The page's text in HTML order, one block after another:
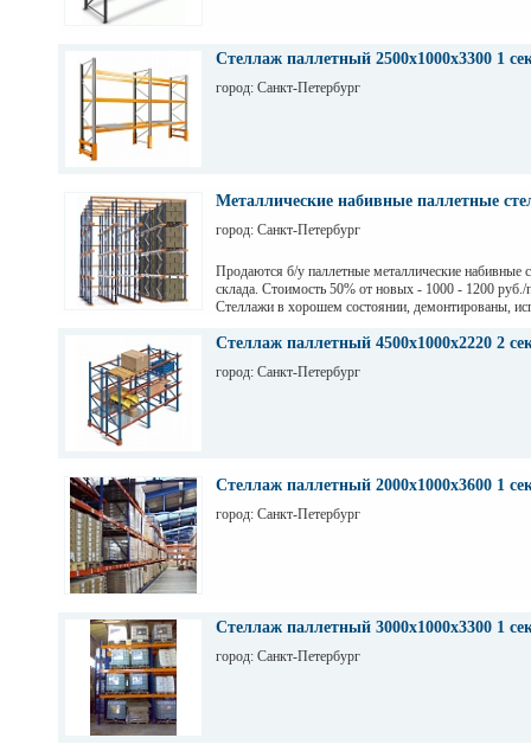
Стеллаж паллетный 2500х1000х3300 1
город: Санкт-Петербург
Металлические набивные паллетные
город: Санкт-Петербург
Продаются б/у паллетные металлические набивные
склада. Стоимость 50% от новых - 1000 - 1200 руб./
Стеллажи в хорошем состоянии, демонтированы,
СПб. Высота 7,5 м (4 паллеты), глубина 12,6 м (12
Стеллаж паллетный 4500х1000х2220 2
город: Санкт-Петербург
Стеллаж паллетный 2000х1000х3600 1
город: Санкт-Петербург
Стеллаж паллетный 3000х1000х3300 1
город: Санкт-Петербург